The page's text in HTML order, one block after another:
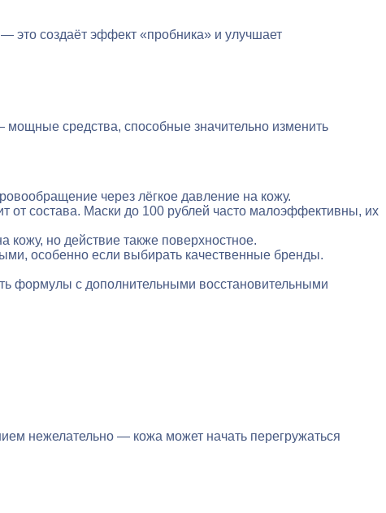
это создаёт эффект «пробника» и улучшает
мощные средства, способные значительно изменить
через лёгкое давление на кожу.
от состава. Маски до 100 рублей часто малоэффективны, их
но действие также поверхностное.
особенно если выбирать качественные бренды.
формулы с дополнительными восстановительными
нежелательно — кожа может начать перегружаться